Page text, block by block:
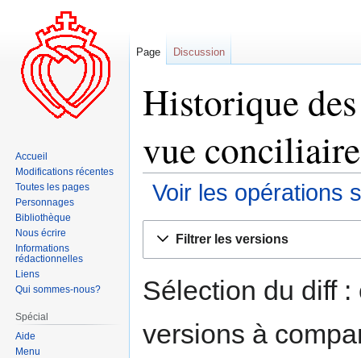
Historique
vue
Voir les opérations
navigation
recherche
Filtrer les versions
Sélection du diff
versions à
Page Discussion
Accueil
Modifications récentes
Toutes les pages
Personnages
Bibliothèque
Nous écrire
Informations
rédactionnelles
Liens
Qui sommes-nous?
Spécial
Aide
Menu